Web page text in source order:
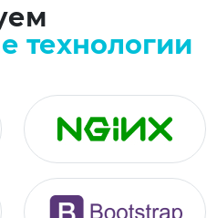
технологии